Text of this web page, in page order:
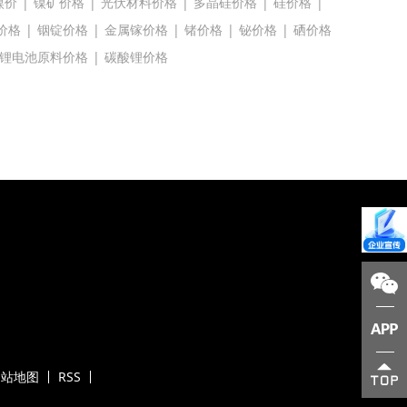
格 | 铟锭价格 | 金属镓价格 | 锗价格 | 铋价格 | 硒价格
锂电池原料价格 | 碳酸锂价格
地图 RSS